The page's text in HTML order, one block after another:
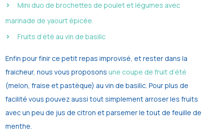
Mini duo de brochettes de poulet et légumes avec
marinade de yaourt épicée.
Fruits d’été au vin de basilic
Enfin pour finir ce petit repas improvisé, et rester dans la
fraicheur, nous vous proposonsune coupe de fruit d’été
(melon, fraise et pastèque) au vin de basilic. Pour plus de
facilité vous pouvez aussi tout simplement arroser les fruits
avec un peu de jus de citron et parsemer le tout de feuille de
menthe.